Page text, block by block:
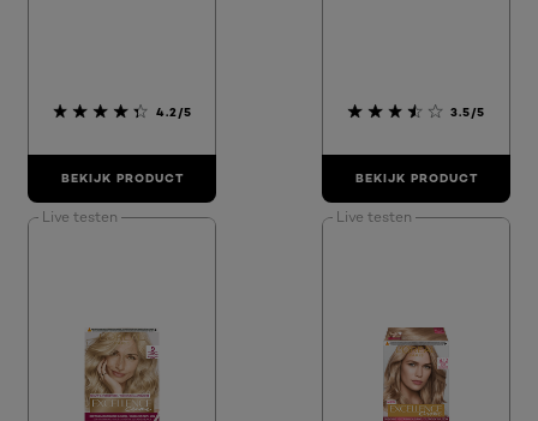
4.2/5
BEKIJK PRODUCT
3.5/5
BEKIJK PRODUCT
Live testen Live testen